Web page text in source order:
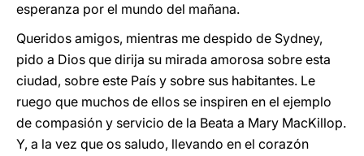
esperanza por el mundo del mañana.
Queridos amigos, mientras me despido de Sydney,
pido a Dios que dirija su mirada amorosa sobre esta
ciudad, sobre este País y sobre sus habitantes. Le
ruego que muchos de ellos se inspiren en el ejemplo
de compasión y servicio de la Beata a Mary MacKillop.
Y, a la vez que os saludo, llevando en el corazón